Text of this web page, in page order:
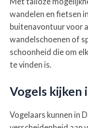
wandelen en fietsen
buitenavontuur voor
wandelschoenen of
schoonheid die om
te vinden is.
Vogels kijken
Vogelaars kunnen in